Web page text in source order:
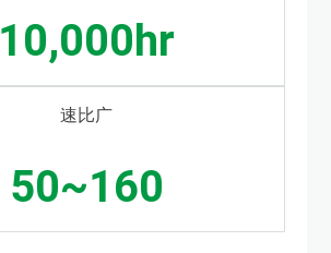
10,000hr
速比广
50~160